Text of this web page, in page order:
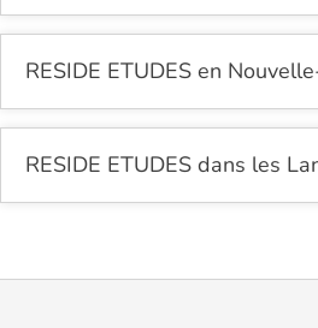
RESIDE ETUDES en
RESIDE ETUDES dans les